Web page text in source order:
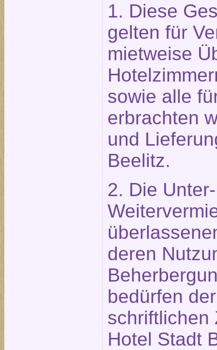
1. Diese
gelten für
mietweise
sowie alle
erbrachten
und
Beelitz.
2. Die
deren
bedürfen
schriftlichen
Hotel Stadt